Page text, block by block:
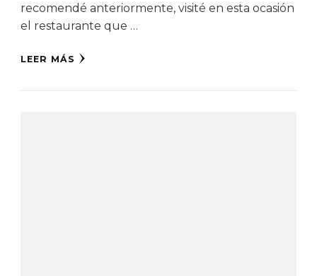
recomendé anteriormente, visité en esta ocasión
el restaurante que …
LEER MÁS